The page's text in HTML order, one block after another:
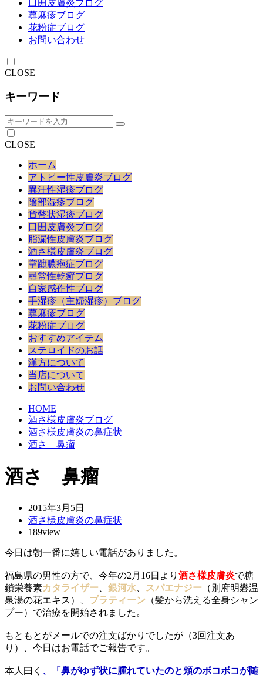
口囲皮膚炎ブログ
蕁麻疹ブログ
花粉症ブログ
お問い合わせ
CLOSE
キーワード
CLOSE
ホーム
アトピー性皮膚炎ブログ
異汗性湿疹ブログ
陰部湿疹ブログ
貨幣状湿疹ブログ
口囲皮膚炎ブログ
脂漏性皮膚炎ブログ
酒さ様皮膚炎ブログ
掌蹠膿疱症ブログ
尋常性乾癬ブログ
自家感作性ブログ
手湿疹（主婦湿疹）ブログ
蕁麻疹ブログ
花粉症ブログ
おすすめアイテム
ステロイドのお話
漢方について
当店について
お問い合わせ
HOME
酒さ様皮膚炎ブログ
酒さ様皮膚炎の鼻症状
酒さ 鼻瘤
酒さ 鼻瘤
2015年3月5日
酒さ様皮膚炎の鼻症状
189view
今日は朝一番に嬉しい電話がありました。
福島県の男性の方で、今年の2月16日より 酒さ様皮膚炎で糖
鎖栄養素カタライザー 銀河水 スパエナジー （別府明礬温
泉湯の花エキス）、 プラティーン （髪から洗える全身シャン
プー）で治療を開始されました。
もともとがメールでの注文ばかりでしたが（3回注文あ
り）、今日はお電話でご報告です。
本人曰く 、「鼻がゆず状に腫れていたのと頬のボコボコが随